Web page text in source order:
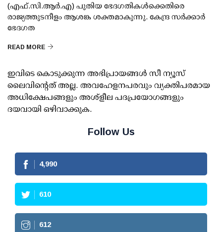
(എഫ്.സി.ആര്‍.എ) പുതിയ ഭേദഗതികള്‍ക്കെതിരെ
രാജ്യത്തുടനീളം ആശങ്ക ശക്തമാകുന്നു. കേന്ദ്ര സര്‍ക്കാര്‍
ഭേദഗത
READ MORE
ഇവിടെ കൊടുക്കുന്ന അഭിപ്രായങ്ങള്‍ സീ ന്യൂസ്
ലൈവിന്റെത് അല്ല. അവഹേളനപരവും വ്യക്തിപരമായ
അധിക്ഷേപങ്ങളും അശ്‌ളീല പദപ്രയോഗങ്ങളും
ദയവായി ഒഴിവാക്കുക.
Follow Us
4,990
610
612